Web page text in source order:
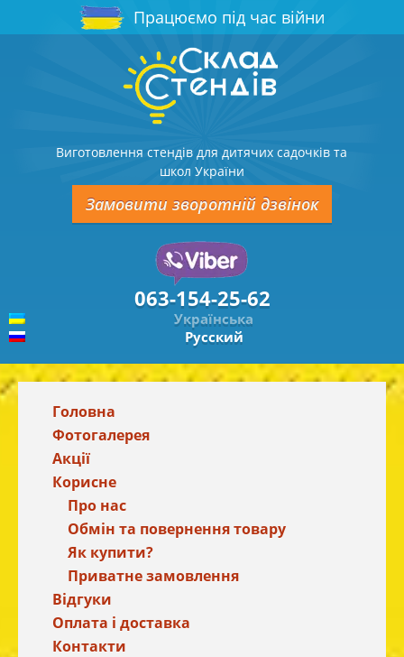
Працюємо під час війни
Виготовлення стендів для дитячих садочків та
школ України
Замовити зворотній дзвінок
063-154-25-62
Українська
Русский
Головна
Фотогалерея
Акції
Корисне
Про нас
Обмін та повернення товару
Як купити?
Приватне замовлення
Відгуки
Оплата і доставка
Контакти